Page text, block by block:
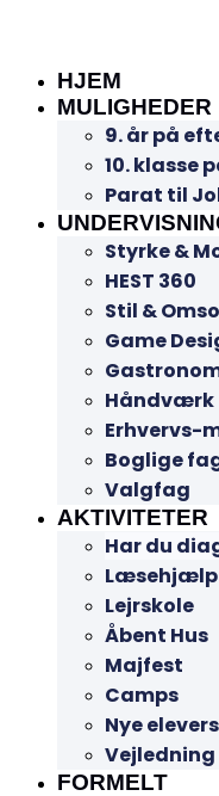
HJEM
MULIGHEDER
9. år på
10. klasse
Parat til
Styrke &
HEST 360
Stil &
Game
Håndværk
Erhvervs-
Boglige
Valgfag
AKTIVITETER
Har du
Læsehjælp
Lejrskole
Åbent Hus
Majfest
Camps
Nye
Vejledning
FORMELT